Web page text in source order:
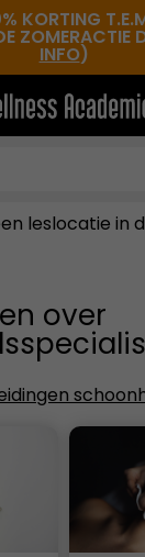
KORTING
ZOMERACTIE
INFO)
in de
leslocatie in
over